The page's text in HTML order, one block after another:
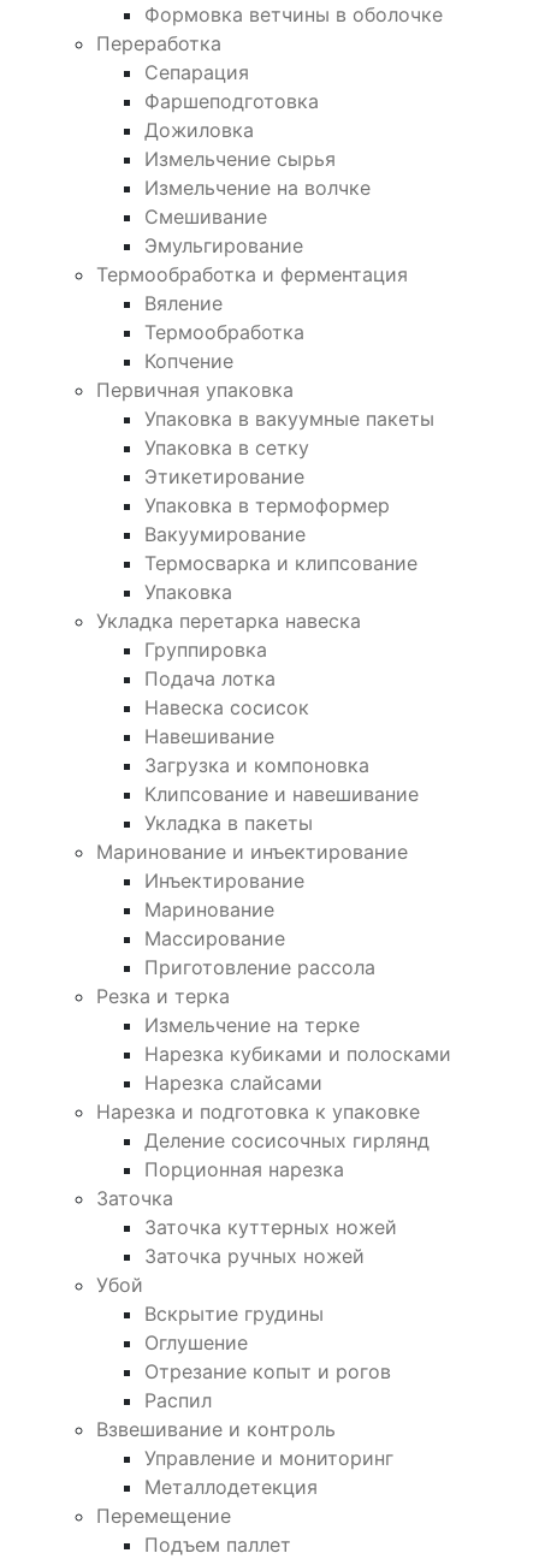
Формовка ветчины в оболочке
Переработка
Сепарация
Фаршеподготовка
Дожиловка
Измельчение сырья
Измельчение на волчке
Смешивание
Эмульгирование
Термообработка и ферментация
Вяление
Термообработка
Копчение
Первичная упаковка
Упаковка в вакуумные пакеты
Упаковка в сетку
Этикетирование
Упаковка в термоформер
Вакуумирование
Термосварка и клипсование
Упаковка
Укладка перетарка навеска
Группировка
Подача лотка
Навеска сосисок
Навешивание
Загрузка и компоновка
Клипсование и навешивание
Укладка в пакеты
Маринование и инъектирование
Инъектирование
Маринование
Массирование
Приготовление рассола
Резка и терка
Измельчение на терке
Нарезка кубиками и полосками
Нарезка слайсами
Нарезка и подготовка к упаковке
Деление сосисочных гирлянд
Порционная нарезка
Заточка
Заточка куттерных ножей
Заточка ручных ножей
Убой
Вскрытие грудины
Оглушение
Отрезание копыт и рогов
Распил
Взвешивание и контроль
Управление и мониторинг
Металлодетекция
Перемещение
Подъем паллет